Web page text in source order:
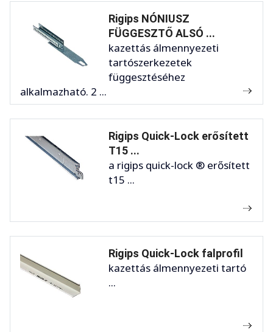
Rigips NÓNIUSZ
FÜGGESZTŐ ALSÓ ...
kazettás álmennyezeti
tartószerkezetek
függesztéséhez
alkalmazható. 2 ...
Rigips Quick-Lock erősített
T15 ...
a rigips quick-lock ® erősített
t15 ...
Rigips Quick-Lock falprofil
kazettás álmennyezeti tartó
...